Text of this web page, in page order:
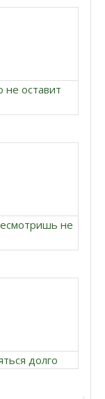
не оставит
не
долго